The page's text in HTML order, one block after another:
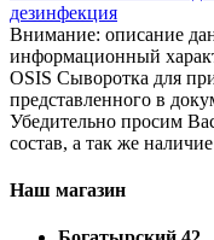
дезинфекция
Внимание: описание
информационный
OSIS Сыворотка для
представленного в
Убедительно просим
состав, а так же
Наш магазин